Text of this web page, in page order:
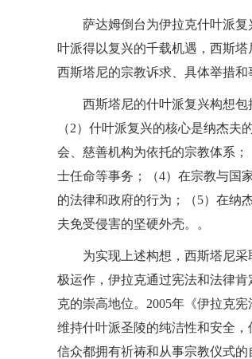
萨达姆倒台为伊拉克什叶派
叶派得以复兴的千载机遇，西斯
西斯塔尼的宗教诉求、具体举措
西斯塔尼的什叶派复兴构想
（2）什叶派复兴的核心是纳杰
会、慈善机构为依托的宗教体系
士任命等事务；（4）在宗教与国
的法律和政府的行为；（5）在纳
夫免受侵害的坚硬外壳。。
为实现上述构想，西斯塔尼
极运作，伊拉克通过宪法和法律
克的崇高地位。2005年《伊拉克
维持什叶派圣陵的纯洁性和安全
信众都拥有祈祷和从事宗教仪式